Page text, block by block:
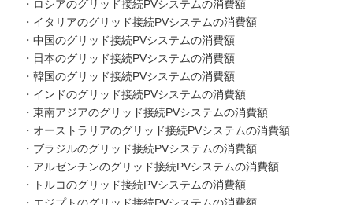
・ロシアのグリッド接続PVシステムの消費額
・イタリアのグリッド接続PVシステムの消費額
・中国のグリッド接続PVシステムの消費額
・日本のグリッド接続PVシステムの消費額
・韓国のグリッド接続PVシステムの消費額
・インドのグリッド接続PVシステムの消費額
・東南アジアのグリッド接続PVシステムの消費額
・オーストラリアのグリッド接続PVシステムの消費額
・ブラジルのグリッド接続PVシステムの消費額
・アルゼンチンのグリッド接続PVシステムの消費額
・トルコのグリッド接続PVシステムの消費額